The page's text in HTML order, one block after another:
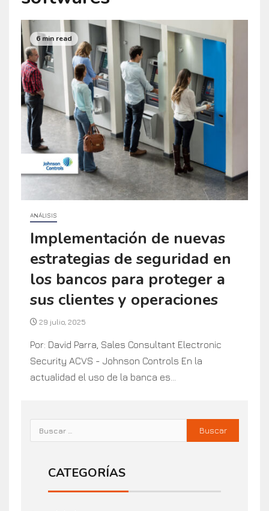
6 min read
ANÁLISIS
Implementación de nuevas
estrategias de seguridad en
los bancos para proteger a
sus clientes y operaciones
29 julio, 2025
Por: David Parra, Sales Consultant Electronic
Security ACVS - Johnson Controls En la
actualidad el uso de la banca es...
CATEGORÍAS